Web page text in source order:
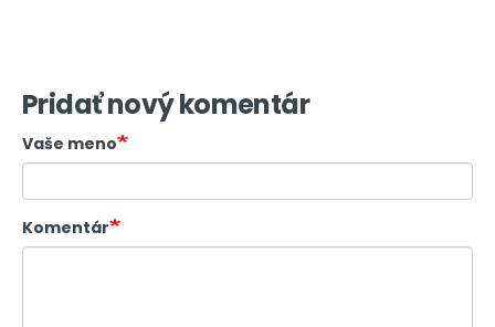
Pridať nový komentár
Vaše meno
Komentár